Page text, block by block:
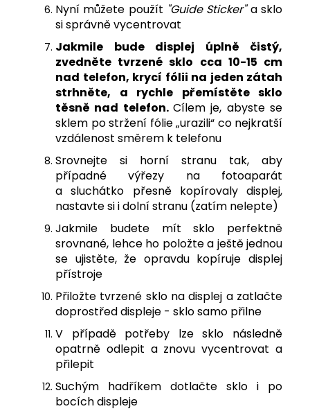
Nyní můžete použít "Guide Sticker"a sklo
si správně vycentrovat
Jakmile bude displej úplně čistý,
zvedněte tvrzené sklo cca 10-15 cm
nad telefon, krycí fólii na jeden zátah
strhněte, a rychle přemístěte sklo
těsně nad telefon. Cílem je, abyste se
sklem po stržení fólie „urazili“ co nejkratší
vzdálenost směrem k telefonu
Srovnejte si horní stranu tak, aby
případné výřezy na fotoaparát
a sluchátko přesně kopírovaly displej,
nastavte si i dolní stranu (zatím nelepte)
Jakmile budete mít sklo perfektně
srovnané, lehce ho položte a ještě jednou
se ujistěte, že opravdu kopíruje displej
přístroje
Přiložte tvrzené sklo na displej a zatlačte
doprostřed displeje - sklo samo přilne
V případě potřeby lze sklo následně
opatrně odlepit a znovu vycentrovat a
přilepit
Suchým hadříkem dotlačte sklo i po
bocích displeje